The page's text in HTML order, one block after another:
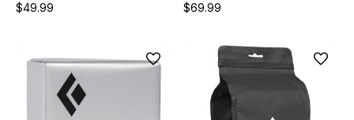
$49.99
$69.99